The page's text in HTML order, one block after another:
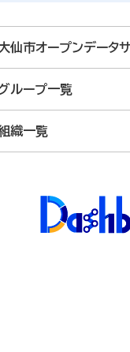
仙市オープンデータ
ループ一覧
織一覧
す。
別推移です。
可能です